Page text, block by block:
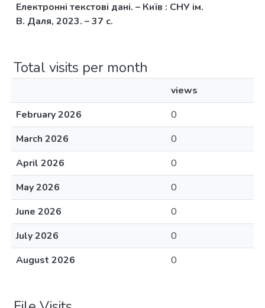
Електронні текстові дані. – Київ : СНУ ім.
В. Даля, 2023. – 37 с.
Total visits per month
views
February 2026
0
March 2026
0
April 2026
0
May 2026
0
June 2026
0
July 2026
0
August 2026
0